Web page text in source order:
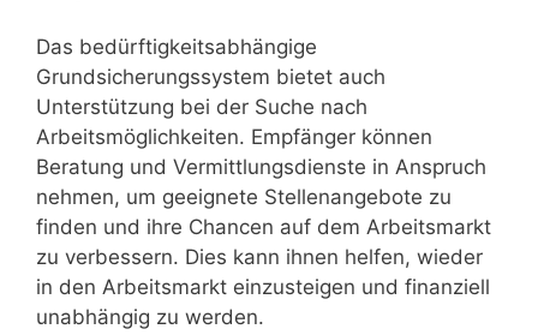
Das bedürftigkeitsabhängige
Grundsicherungssystem bietet auch
Unterstützung bei der Suche nach
Arbeitsmöglichkeiten. Empfänger können
Beratung und Vermittlungsdienste in Anspruch
nehmen, um geeignete Stellenangebote zu
finden und ihre Chancen auf dem Arbeitsmarkt
zu verbessern. Dies kann ihnen helfen, wieder
in den Arbeitsmarkt einzusteigen und finanziell
unabhängig zu werden.